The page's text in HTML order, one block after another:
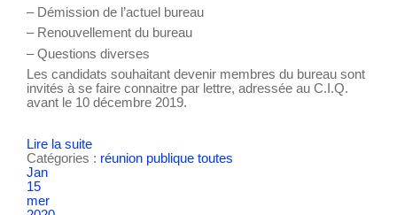
– Démission de l’actuel bureau
– Renouvellement du bureau
– Questions diverses
Les candidats souhaitant devenir membres du bureau sont
invités à se faire connaitre par lettre, adressée au C.I.Q.
avant le 10 décembre 2019.
Lire la suite
Catégories : réunion publique toutes
Jan
15
mer